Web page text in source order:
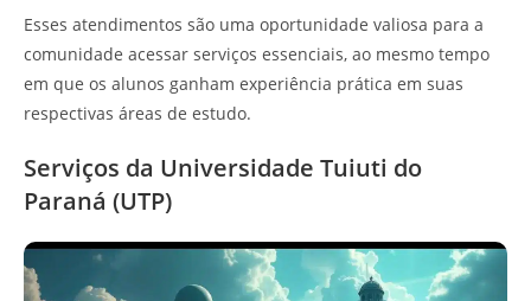
Esses atendimentos são uma oportunidade valiosa para a
comunidade acessar serviços essenciais, ao mesmo tempo
em que os alunos ganham experiência prática em suas
respectivas áreas de estudo.
Serviços da Universidade Tuiuti do
Paraná (UTP)